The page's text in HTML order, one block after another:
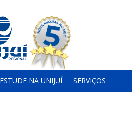
ESTUDE NA UNIJUÍ SERVIÇOS